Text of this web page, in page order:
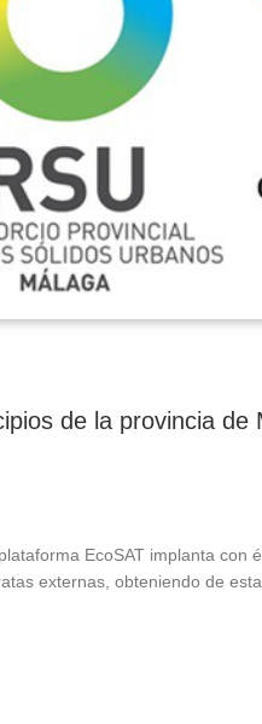
de la provincia de
EcoSAT implanta
externas, obteniendo de